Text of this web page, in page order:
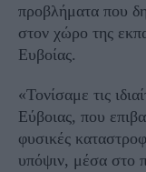
προβλήματα που
στον χώρο της
Ευβοίας.
«Τονίσαμε τις
Εύβοιας, που
φυσικές
υπόψιν, μέσα στο